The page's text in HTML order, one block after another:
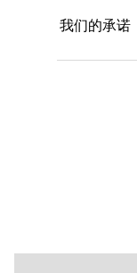
我们的承诺